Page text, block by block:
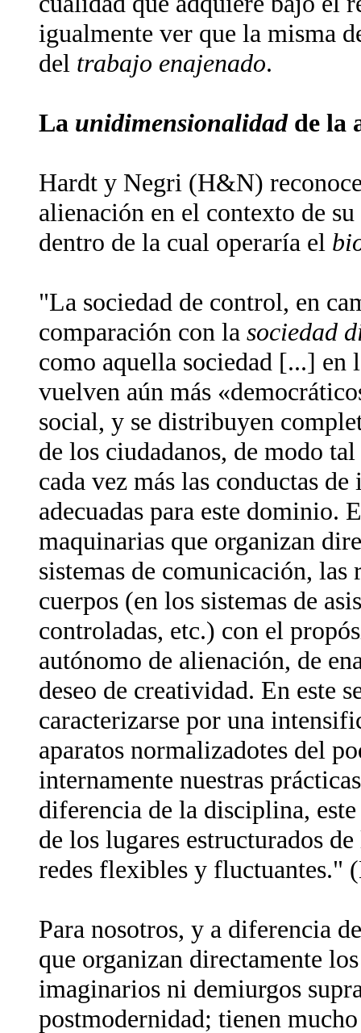
igualmente ver que la misma
del trabajo enajenado.
La unidimensionalidadde la
Hardt y Negri (H&N)
alienación en el contexto de
dentro de la cual operaría el
"La sociedad de control, en
comparación con la sociedad
como aquella sociedad [...] en
vuelven aún más
social, y se distribuyen
de los ciudadanos, de modo
cada vez más las conductas
adecuadas para este dominio.
maquinarias que organizan
sistemas de comunicación,
cuerpos (en los sistemas de
controladas, etc.) con el
autónomo de alienación, de
deseo de creatividad. En este
caracterizarse por una
aparatos normalizadotes del
internamente nuestras
diferencia de la disciplina,
de los lugares estructurados
redes flexibles y fluctuantes."
Para nosotros, y a diferencia
que organizan directamente
imaginarios ni demiurgos
postmodernidad; tienen